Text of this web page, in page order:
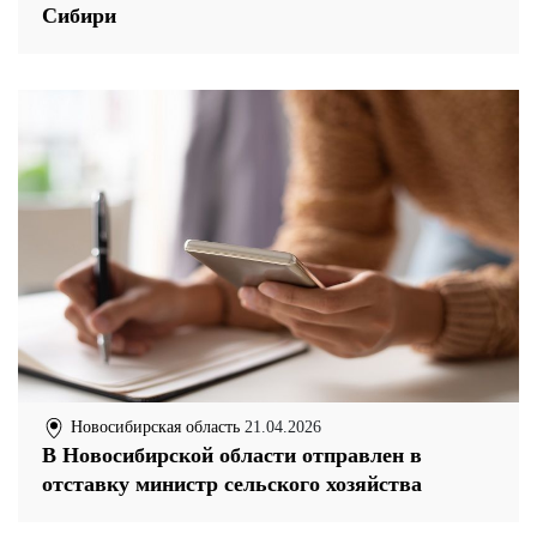
Сибири
Новосибирская область 21.04.2026
В Новосибирской области отправлен в
отставку министр сельского хозяйства